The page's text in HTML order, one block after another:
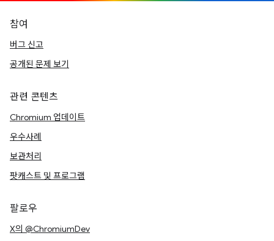
참여
버그 신고
공개된 문제 보기
관련 콘텐츠
Chromium 업데이트
우수사례
보관처리
팟캐스트 및 프로그램
팔로우
X의 @ChromiumDev